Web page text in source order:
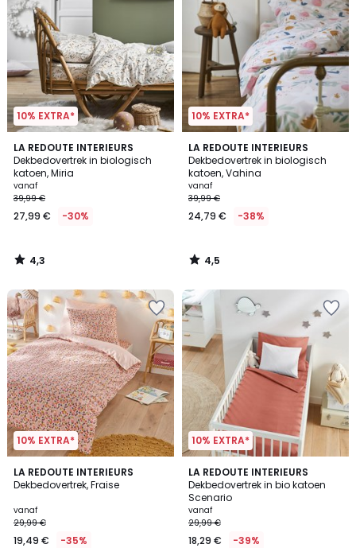
10% EXTRA*
LA REDOUTE INTERIEURS
Dekbedovertrek in biologisch
katoen, Miria
vanaf
39,99 €
27,99 € -30%
4,3
/ 5
4,3
/
10% EXTRA*
LA REDOUTE INTERIEURS
Dekbedovertrek in biologisch
katoen, Vahina
vanaf
39,99 €
24,79 € -38%
4,5
/ 5
4,5
/
10% EXTRA*
LA REDOUTE INTERIEURS
Dekbedovertrek, Fraise
vanaf
29,99 €
19,49 € -35%
4,7
/ 5
10% EXTRA*
LA REDOUTE INTERIEURS
Dekbedovertrek in bio katoen
Scenario
vanaf
29,99 €
18,29 € -39%
4
Kleuren